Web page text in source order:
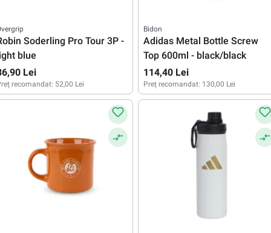
Soderling Pro Tour 3P -
blue
Lei
recomandat: 52,00 Lei
Bidon
Adidas Metal Bottle Screw
Top 600ml - black/black
114,40 Lei
Preț recomandat: 130,00 Lei